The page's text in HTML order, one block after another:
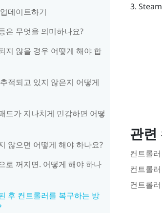
데이트하기
은 무엇을 의미하나요?
지 않을 경우 어떻게 해야 합
적되고 있지 않은지 어떻게
드가 지나치게 민감하면 어떻
않으면 어떻게 해야 하나요?
로 꺼지면. 어떻게 해야 하나
후 컨트롤러를 복구하는 방
관련
컨트롤러
컨트롤
컨트롤